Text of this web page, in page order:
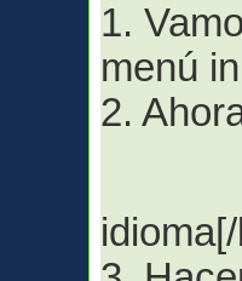
1.
menú
2.